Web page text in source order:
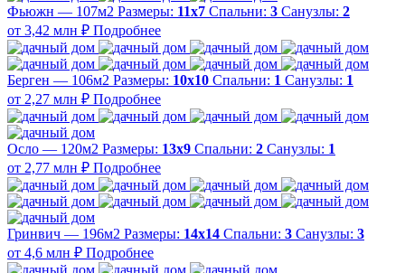
Фьюжн — 107м2 Размеры: 11х7 Спальни: 3 Санузлы: 2
от 3,42 млн ₽ Подробнее
Берген — 106м2 Размеры: 10х10 Спальни: 1 Санузлы: 1
от 2,27 млн ₽ Подробнее
Осло — 120м2 Размеры: 13х9 Спальни: 2 Санузлы: 1
от 2,77 млн ₽ Подробнее
Гринвич — 196м2 Размеры: 14х14 Спальни: 3 Санузлы: 3
от 4,6 млн ₽ Подробнее